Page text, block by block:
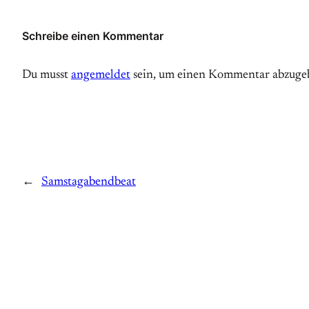
Schreibe einen Kommentar
Du musst angemeldet sein, um einen Kommentar
← Samstagabendbeat